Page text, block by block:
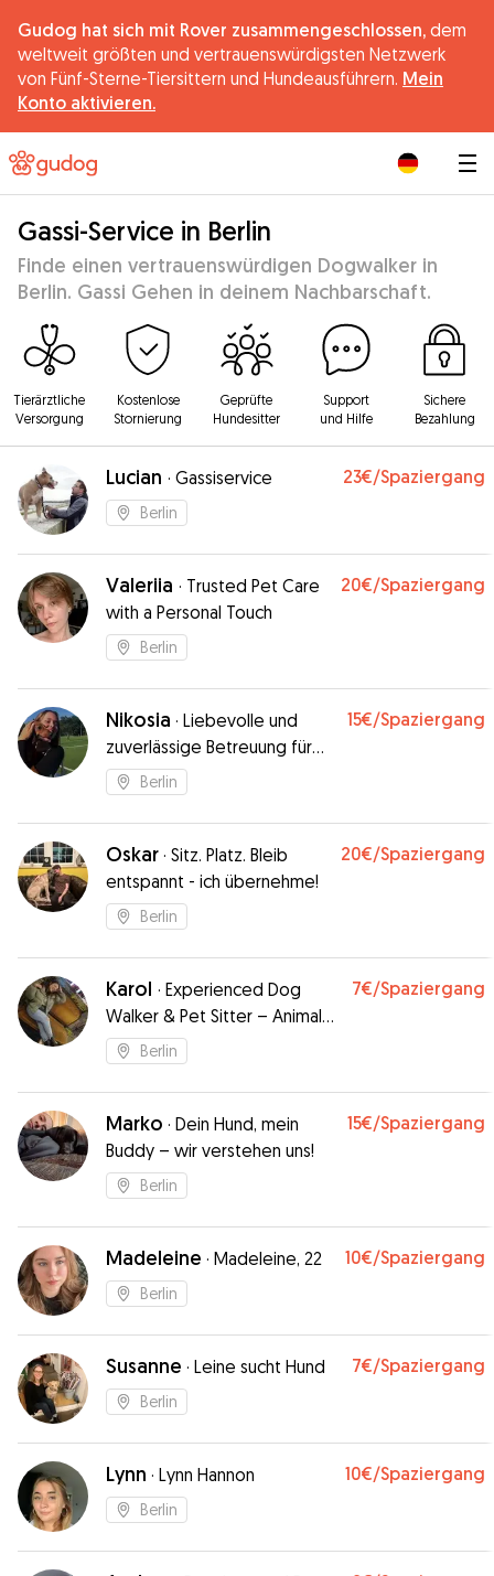
Gudog hat sich mit Rover zusammengeschlossen, dem
weltweit größten und vertrauenswürdigsten Netzwerk
von Fünf-Sterne-Tiersittern und Hundeausführern. Mein
Konto aktivieren.
Gassi-Service in Berlin
Finde einen vertrauenswürdigen Dogwalker in
Berlin. Gassi Gehen in deinem Nachbarschaft.
Tierärztliche
Versorgung
Kostenlose
Stornierung
Geprüfte
Hundesitter
Support
und Hilfe
Sichere
Bezahlung
Lucian · Gassiservice 23€/Spaziergang
Berlin
Valeriia · Trusted Pet Care
with a Personal Touch
20€/Spaziergang
Berlin
Nikosia · Liebevolle und
zuverlässige Betreuung für
ihre Vierbeiner.
15€/Spaziergang
Berlin
Oskar · Sitz. Platz. Bleib
entspannt - ich übernehme!
20€/Spaziergang
Berlin
Karol · Experienced Dog
Walker & Pet Sitter – Animal
Lover 🐾
7€/Spaziergang
Berlin
Marko · Dein Hund, mein
Buddy – wir verstehen uns!
15€/Spaziergang
Berlin
Madeleine · Madeleine, 22 10€/Spaziergang
Berlin
Susanne · Leine sucht Hund 7€/Spaziergang
Berlin
Lynn · Lynn Hannon 10€/Spaziergang
Berlin